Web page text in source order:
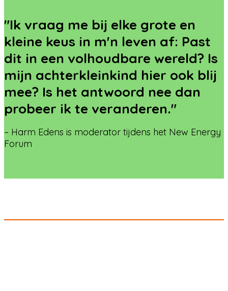
"Ik vraag me bij elke grote en
kleine keus in m'n leven af: Past
dit in een volhoudbare wereld? Is
mijn achterkleinkind hier ook blij
mee? Is het antwoord nee dan
probeer ik te veranderen."
– Harm Edens is moderator tijdens het New Energy
Forum